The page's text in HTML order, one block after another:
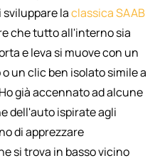
laclassica SAAB
che tutto all'interno sia
e leva si muove con un
un clic ben isolato simile a
già accennato ad alcune
dell'auto ispirate agli
di apprezzare
si trova in basso vicino